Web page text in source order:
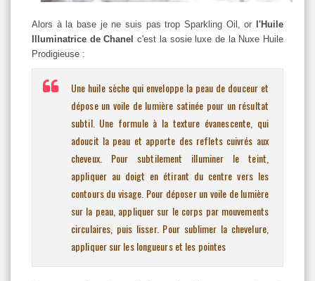
Alors à la base je ne suis pas trop Sparkling Oil, or
l'Huile
Illuminatrice de Chanelc'est la sosie luxe de la Nuxe Huile
Prodigieuse :
Une huile sèche qui enveloppe la peau de douceur et
dépose un voile de lumière satinée pour un résultat
subtil. Une formule à la texture évanescente, qui
adoucit la peau et apporte des reflets cuivrés aux
cheveux. Pour subtilement illuminer le teint,
appliquer au doigt en étirant du centre vers les
contours du visage. Pour déposer un voile de lumière
sur la peau, appliquer sur le corps par mouvements
circulaires, puis lisser. Pour sublimer la chevelure,
appliquer sur les longueurs et les pointes